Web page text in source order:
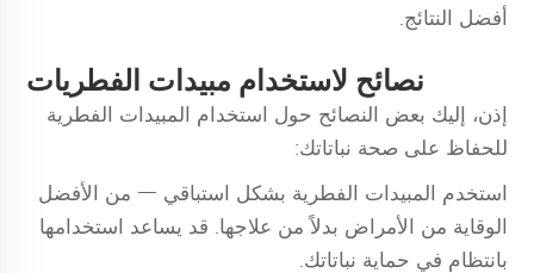
أفضل النتائج.
نصائح لاستخدام مبيدات الفطريات
إذن، إليك بعض النصائح حول استخدام المبيدات الفطرية
للحفاظ على صحة نباتاتك:
استخدم المبيدات الفطرية بشكل استباقي — من الأفضل
الوقاية من الأمراض بدلاً من علاجها. قد يساعد استخدامها
بانتظام في حماية نباتاتك.